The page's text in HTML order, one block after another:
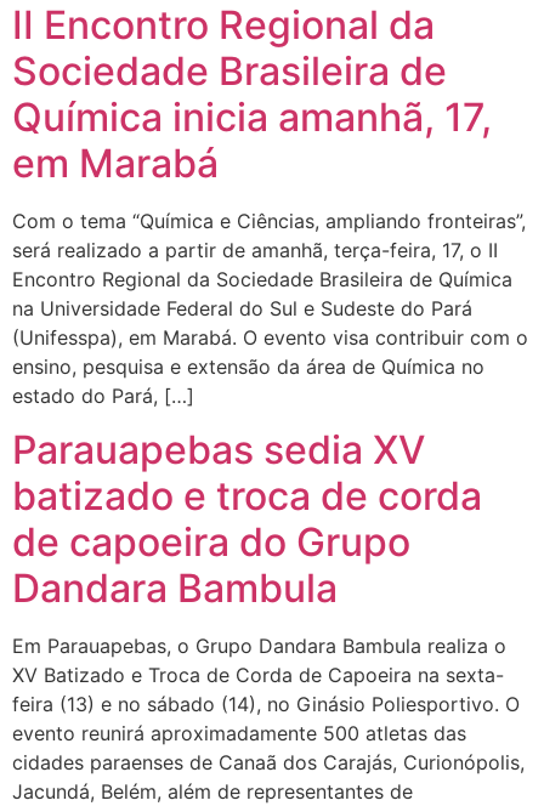
II Encontro Regional da
Sociedade Brasileira de
Química inicia amanhã, 17,
em Marabá
Com o tema “Química e Ciências, ampliando fronteiras”,
será realizado a partir de amanhã, terça-feira, 17, o II
Encontro Regional da Sociedade Brasileira de Química
na Universidade Federal do Sul e Sudeste do Pará
(Unifesspa), em Marabá. O evento visa contribuir com o
ensino, pesquisa e extensão da área de Química no
estado do Pará, […]
Parauapebas sedia XV
batizado e troca de corda
de capoeira do Grupo
Dandara Bambula
Em Parauapebas, o Grupo Dandara Bambula realiza o
XV Batizado e Troca de Corda de Capoeira na sexta-
feira (13) e no sábado (14), no Ginásio Poliesportivo. O
evento reunirá aproximadamente 500 atletas das
cidades paraenses de Canaã dos Carajás, Curionópolis,
Jacundá, Belém, além de representantes de